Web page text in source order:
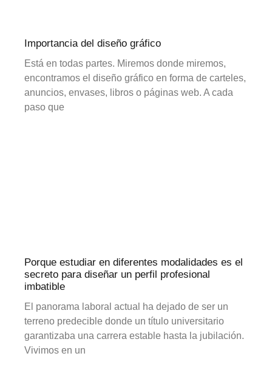
Importancia del diseño gráfico
Está en todas partes. Miremos donde miremos,
encontramos el diseño gráfico en forma de carteles,
anuncios, envases, libros o páginas web. A cada
paso que
Porque estudiar en diferentes modalidades es el
secreto para diseñar un perfil profesional
imbatible
El panorama laboral actual ha dejado de ser un
terreno predecible donde un título universitario
garantizaba una carrera estable hasta la jubilación.
Vivimos en un